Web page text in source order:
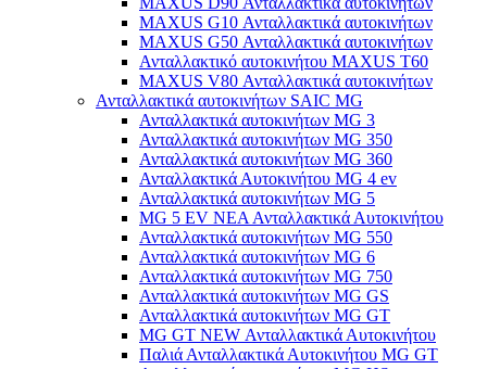
MAXUS G10 Ανταλλακτικά αυτοκινήτων
MAXUS G50 Ανταλλακτικά αυτοκινήτων
Ανταλλακτικό αυτοκινήτου MAXUS T60
MAXUS V80 Ανταλλακτικά αυτοκινήτων
Ανταλλακτικά αυτοκινήτων SAIC MG
Ανταλλακτικά αυτοκινήτων MG 3
Ανταλλακτικά αυτοκινήτων MG 350
Ανταλλακτικά αυτοκινήτων MG 360
Ανταλλακτικά Αυτοκινήτου MG 4 ev
Ανταλλακτικά αυτοκινήτων MG 5
MG 5 EV ΝΕΑ Ανταλλακτικά Αυτοκινήτου
Ανταλλακτικά αυτοκινήτων MG 550
Ανταλλακτικά αυτοκινήτων MG 6
Ανταλλακτικά αυτοκινήτων MG 750
Ανταλλακτικά αυτοκινήτων MG GS
Ανταλλακτικά αυτοκινήτων MG GT
MG GT NEW Ανταλλακτικά Αυτοκινήτου
Παλιά Ανταλλακτικά Αυτοκινήτου MG GT